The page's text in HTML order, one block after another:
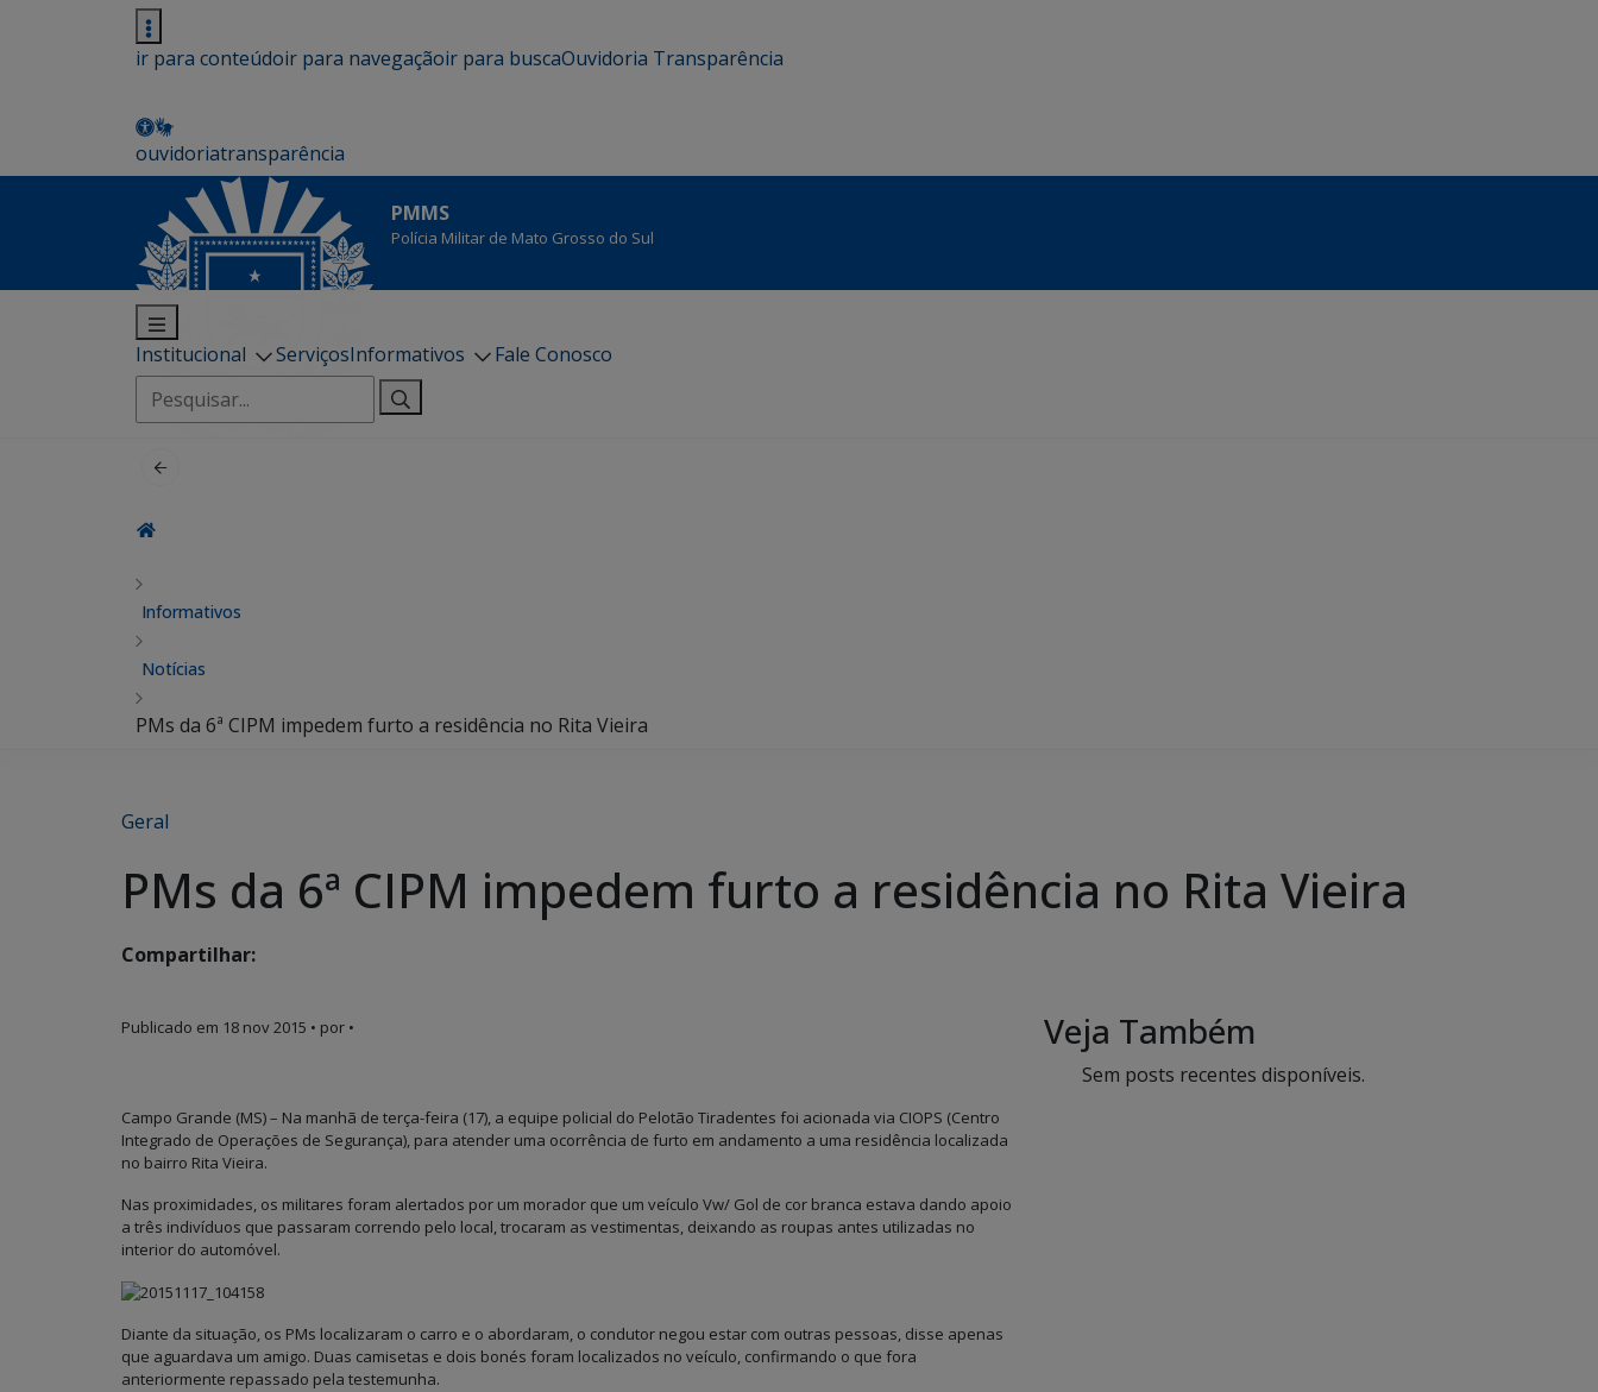
ir para conteúdoir para navegaçãoir para buscaOuvidoria Transparência
ouvidoriatransparência
PMMS
Polícia Militar de Mato Grosso do Sul
Institucional ServiçosInformativos
Fale Conosco
Pesquisar
por:
Informativos
Notícias
PMs da 6ª CIPM impedem furto a residência no Rita Vieira
Geral
PMs da 6ª CIPM impedem furto a residência no Rita Vieira
Compartilhar:
Publicado em 18 nov 2015 • por •
Campo Grande (MS) – Na manhã de terça-feira (17), a equipe policial do Pelotão Tiradentes foi acionada via CIOPS (Centro
Integrado de Operações de Segurança), para atender uma ocorrência de furto em andamento a uma residência localizada
no bairro Rita Vieira.
Nas proximidades, os militares foram alertados por um morador que um veículo Vw/ Gol de cor branca estava dando apoio
a três indivíduos que passaram correndo pelo local, trocaram as vestimentas, deixando as roupas antes utilizadas no
interior do automóvel.
Diante da situação, os PMs localizaram o carro e o abordaram, o condutor negou estar com outras pessoas, disse apenas
que aguardava um amigo. Duas camisetas e dois bonés foram localizados no veículo, confirmando o que fora
anteriormente repassado pela testemunha.
Veja Também
Sem posts recentes disponíveis.